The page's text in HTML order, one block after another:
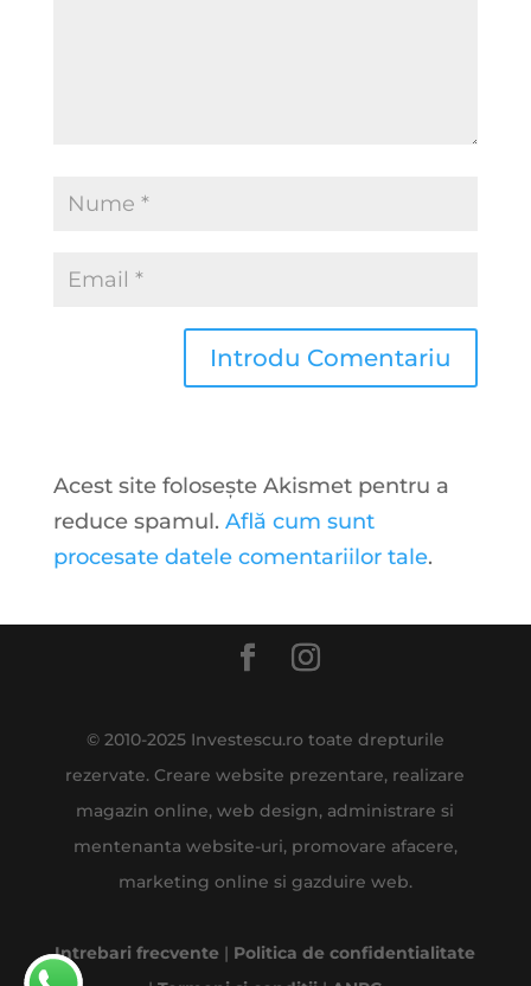
Acest site folosește Akismet pentru a
reduce spamul. Află cum sunt
procesate datele comentariilor tale.
© 2010-2025 Investescu.ro toate drepturile
rezervate. Creare website prezentare, realizare
magazin online, web design, administrare si
mentenanta website-uri, promovare afacere,
marketing online si gazduire web.
Intrebari frecvente | Politica de confidentialitate